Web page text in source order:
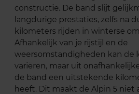
constructie. De band slijt
langdurige prestaties, zelfs na
kilometers rijden in winterse
Afhankelijk van je rijstijl en de
weersomstandigheden kan de
variëren, maar uit
de band een uitstekende
heeft. Dit maakt de Alpin 5 niet